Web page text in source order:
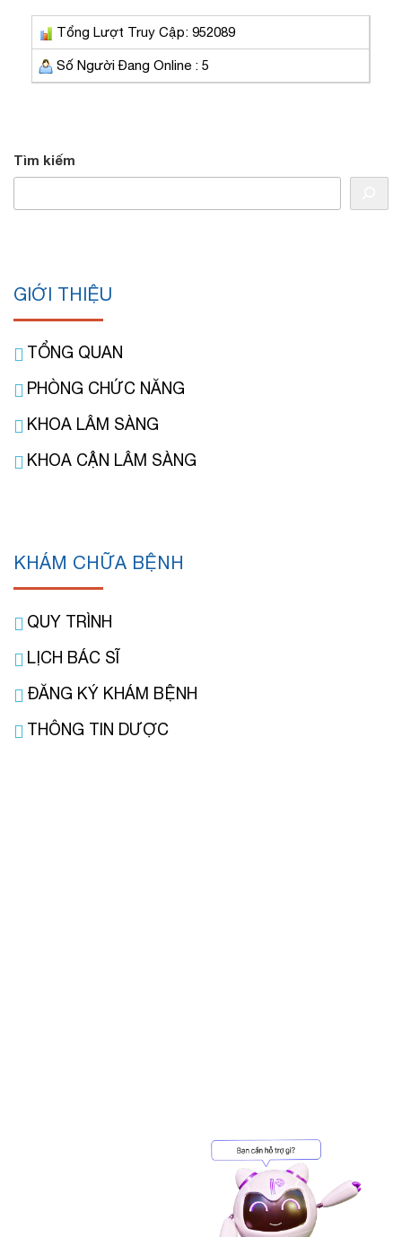
Tổng Lượt Truy Cập: 952089
Số Người Đang Online : 5
Tìm kiếm
GIỚI THIỆU
TỔNG QUAN
PHÒNG CHỨC NĂNG
KHOA LÂM SÀNG
KHOA CẬN LÂM SÀNG
KHÁM CHỮA BỆNH
QUY TRÌNH
LỊCH BÁC SĨ
ĐĂNG KÝ KHÁM BỆNH
THÔNG TIN DƯỢC